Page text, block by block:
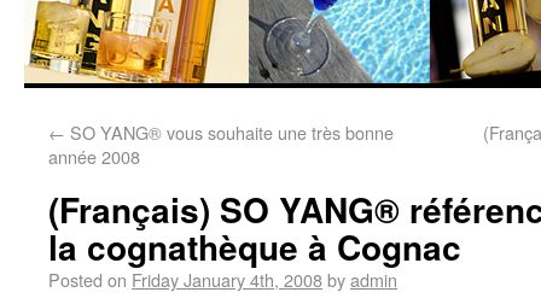
← SO YANG® vous souhaite une très bonne
année 2008
(Français) SO YANG®
la cognathèque à Cognac
Posted on Friday January 4th, 2008byadmin